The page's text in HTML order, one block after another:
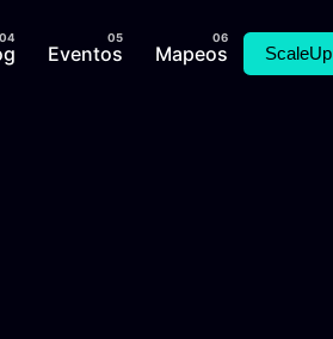
Eventos Mapeos ScaleUp